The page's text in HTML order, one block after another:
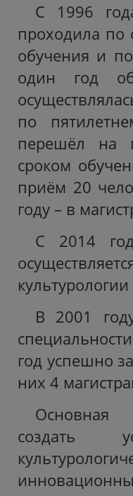
С 1996
проходила по
обучения и
один год
по
перешёл на
сроком
приём 20
году – в
С 2014
В 2001
год успешно
них 4
Основная
создать